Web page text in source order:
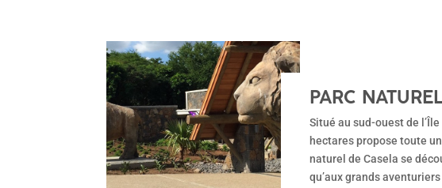
PARC
Situé au sud-ouest de
hectares propose toute
naturel de Casela se
qu’aux grands aventuriers